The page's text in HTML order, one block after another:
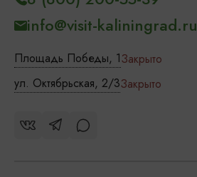
Площадь Победы, 1Закрыто
ул. Октябрьская, 2/3Закрыто
info@visit-kaliningrad.ru